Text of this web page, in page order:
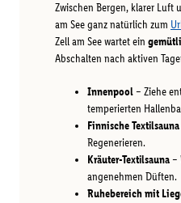
Zwischen Bergen, klarer Luft
am See ganz natürlich zum
Zell am See wartet ein
Abschalten nach aktiven
Innenpool– Ziehe
temperierten
Finnische Textilsauna
Regenerieren.
Kräuter-Textilsauna–
angenehmen Düften.
Ruhebereich mit